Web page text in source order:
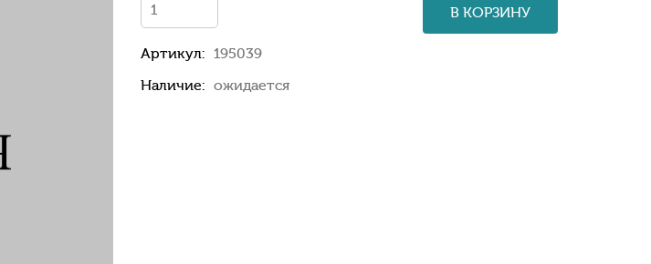
В КОРЗИНУ
Артикул: 195039
Наличие: ожидается